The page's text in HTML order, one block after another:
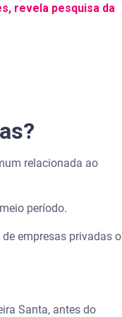
revela pesquisa da
relacionada ao
período.
empresas privadas o
Santa, antes do